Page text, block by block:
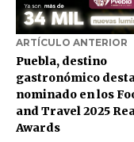
ARTÍCULO ANTERIOR
Puebla, destino
gastronómico
nominado en los
and Travel 2025
Awards